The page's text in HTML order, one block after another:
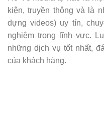
kiện, truyền thông và là
dựng videos) uy tín,
nghiệm trong lĩnh vực.
những dịch vụ tốt nhất,
của khách hàng.